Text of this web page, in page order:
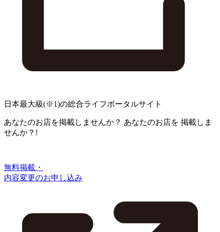
日本最大級(※1)の総合ライフポータルサイト
あなたのお店を掲載しませんか？ あなたのお店を 掲載しま
せんか？!
無料掲載・
内容変更のお申し込み